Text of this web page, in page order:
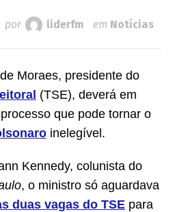
por liderfm em Notícias
Moraes, presidente do
(TSE), deverá em
que pode tornar o
inelegível.
Kennedy, colunista do
, o ministro só aguardava
duas vagas do TSE para